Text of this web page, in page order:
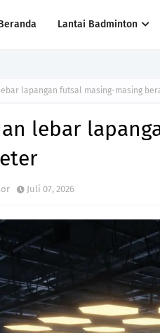
Lantai Badminton
lapangan futsal masing-masing
lebar
Juli 07, 2026